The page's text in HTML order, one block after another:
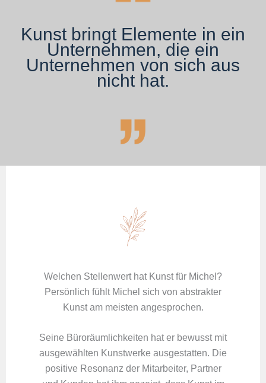
Kunst bringt Elemente in ein
Unternehmen, die ein
Unternehmen von sich aus
nicht hat.
Welchen Stellenwert hat Kunst für Michel?
Persönlich fühlt Michel sich von abstrakter
Kunst am meisten angesprochen.
Seine Büroräumlichkeiten hat er bewusst mit
ausgewählten Kunstwerke ausgestatten. Die
positive Resonanz der Mitarbeiter, Partner